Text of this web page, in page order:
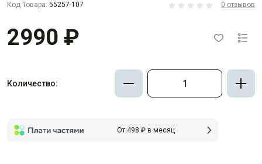
Код Товара: 55257-107 0 отзывов
2990 ₽
Количество:
От 498 ₽ в месяц